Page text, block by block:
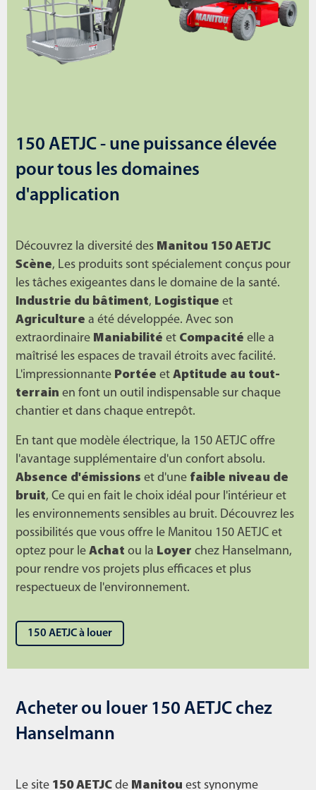
150 AETJC - une puissance élevée
pour tous les domaines
d'application
Découvrez la diversité des Manitou 150 AETJC
Scène, Les produits sont spécialement conçus pour
les tâches exigeantes dans le domaine de la santé.
Industrie du bâtiment, Logistique et
Agriculture a été développée. Avec son
extraordinaire Maniabilité et Compacité elle a
maîtrisé les espaces de travail étroits avec facilité.
L'impressionnante Portée et Aptitude au tout-
terrain en font un outil indispensable sur chaque
chantier et dans chaque entrepôt.
En tant que modèle électrique, la 150 AETJC offre
l'avantage supplémentaire d'un confort absolu.
Absence d'émissions et d'une faible niveau de
bruit, Ce qui en fait le choix idéal pour l'intérieur et
les environnements sensibles au bruit. Découvrez les
possibilités que vous offre le Manitou 150 AETJC et
optez pour le Achat ou la Loyer chez Hanselmann,
pour rendre vos projets plus efficaces et plus
respectueux de l'environnement.
150 AETJC à louer
Acheter ou louer 150 AETJC chez
Hanselmann
Le site 150 AETJC de Manitou est synonyme